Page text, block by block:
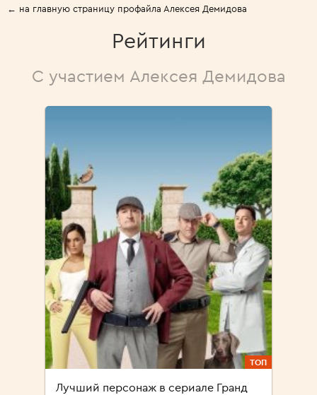
← на главную страницу профайла Алексея Демидова
Рейтинги
С участием Алексея Демидова
ТОП
Лучший персонаж в сериале Гранд